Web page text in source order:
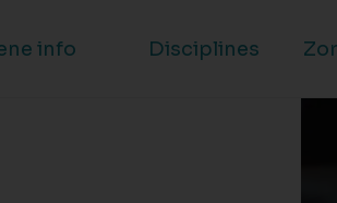
info Disciplines